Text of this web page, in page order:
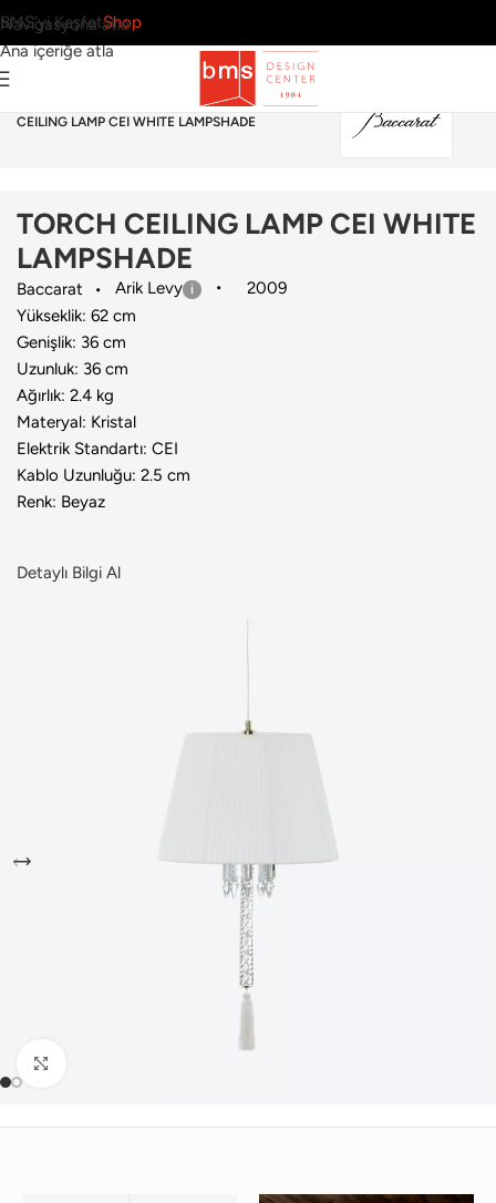
Navigasyona atla
Ana içeriğe atla
BMS’yi KeşfetShop
›Baccarat
TORCH
CEILING LAMP CEI WHITE LAMPSHADE
TORCH CEILING LAMP CEI WHITE
LAMPSHADE
Baccarat Arik Levy
2009
Yükseklik: 62 cm
Genişlik: 36 cm
Uzunluk: 36 cm
Ağırlık: 2.4 kg
Materyal: Kristal
Elektrik Standartı: CEI
Kablo Uzunluğu: 2.5 cm
Renk: Beyaz
Detaylı Bilgi Al